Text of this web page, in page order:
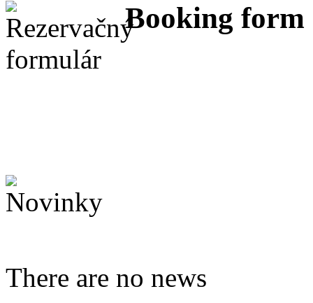
Booking form
There are no news